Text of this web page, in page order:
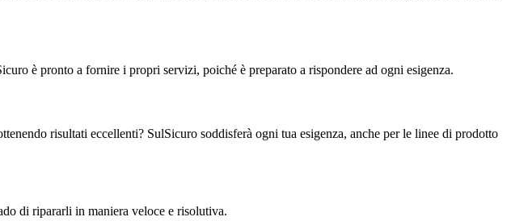
è pronto a fornire i propri servizi, poiché è preparato a rispondere ad ogni esigenza.
risultati eccellenti? SulSicuro soddisferà ogni tua esigenza, anche per le linee di prodotto
di ripararli in maniera veloce e risolutiva.